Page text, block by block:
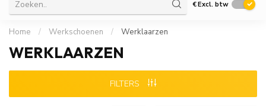
€Excl. btw
Home / Werkschoenen / Werklaarzen
WERKLAARZEN
FILTERS